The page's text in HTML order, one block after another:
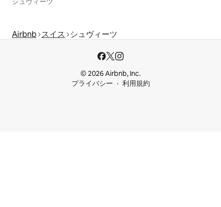
Airbnb スイス シュヴィーツ
© 2026 Airbnb, Inc.
プライバシー
利用規約